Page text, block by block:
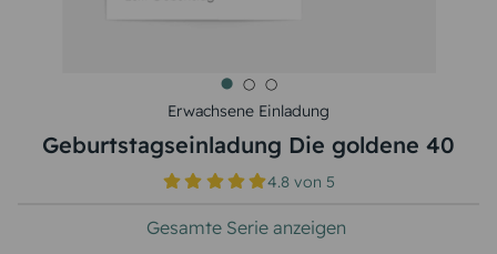
Erwachsene Einladung
Geburtstagseinladung Die goldene 40
4.8 von5
Gesamte Serie anzeigen